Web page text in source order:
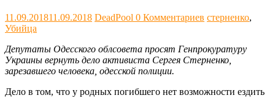
11.09.201811.09.2018 DeadPool 0 Комментариев стерненко,
Убийца
Депутаты Одесского облсовета просят Генпрокуратуру
Украины вернуть дело активиста Сергея Стерненко,
зарезавшего человека, одесской полиции.
Дело в том, что у родных погибшего нет возможности ездить